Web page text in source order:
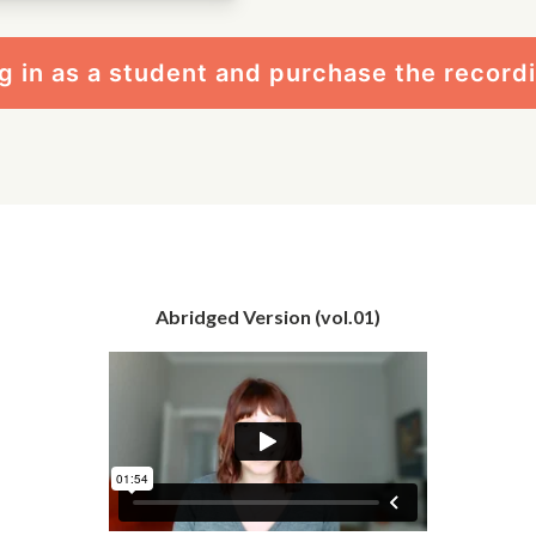
in as a student and purchase the
Abridged Version (vol.01)